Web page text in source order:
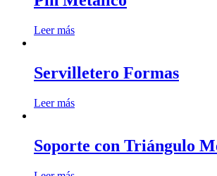
Leer más
Servilletero Formas
Leer más
Soporte con Triángulo